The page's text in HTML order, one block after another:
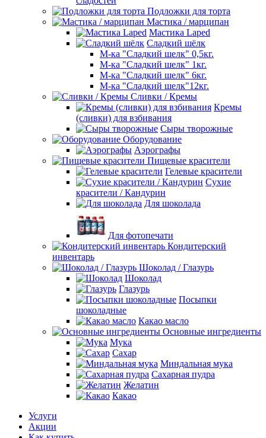
Подложки для торта
Мастика / марципан
Мастика Laped
Сладкий шёлк
М-ка "Сладкий шелк" 0,5кг.
М-ка "Сладкий шелк" 1кг.
М-ка "Сладкий шелк" 6кг.
М-ка "Сладкий шелк"12кг.
Сливки / Кремы
Кремы
(сливки) для взбивания
Сыры творожные
Оборудование
Аэрографы
Пищевые красители
Гелевые красители
Сухие
красители / Кандурин
Для шоколада
Для фотопечати
Кондитерский
инвентарь
Шоколад / Глазурь
Шоколад
Глазурь
Посыпки
шоколадные
Какао масло
Основные ингредиенты
Мука
Сахар
Миндальная мука
Сахарная пудра
Желатин
Какао
Услуги
Акции